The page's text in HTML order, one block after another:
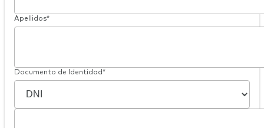
Apellidos*
Documento de Identidad*